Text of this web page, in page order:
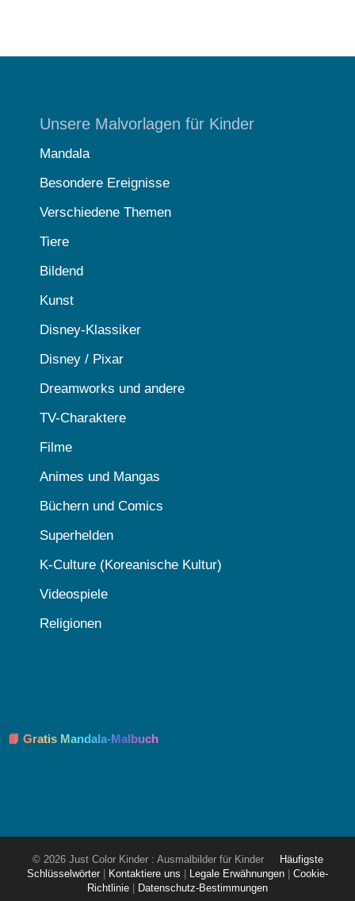
Unsere Malvorlagen für Kinder
Mandala
Besondere Ereignisse
Verschiedene Themen
Tiere
Bildend
Kunst
Disney-Klassiker
Disney / Pixar
Dreamworks und andere
TV-Charaktere
Filme
Animes und Mangas
Büchern und Comics
Superhelden
K-Culture (Koreanische Kultur)
Videospiele
Religionen
📘 Gratis Mandala-Malbuch
© 2026 Just Color Kinder : Ausmalbilder für Kinder
Häufigste
Schlüsselwörter
Kontaktiere uns Legale Erwähnungen
Cookie-
Richtlinie
Datenschutz-Bestimmungen